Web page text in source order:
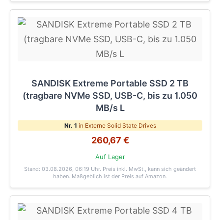
SANDISK Extreme Portable SSD 2 TB
(tragbare NVMe SSD, USB-C, bis zu 1.050
MB/s L
Nr. 1 in Externe Solid State Drives
260,67 €
Auf Lager
Stand: 03.08.2026, 06:19 Uhr. Preis inkl. MwSt., kann sich geändert
haben. Maßgeblich ist der Preis auf Amazon.